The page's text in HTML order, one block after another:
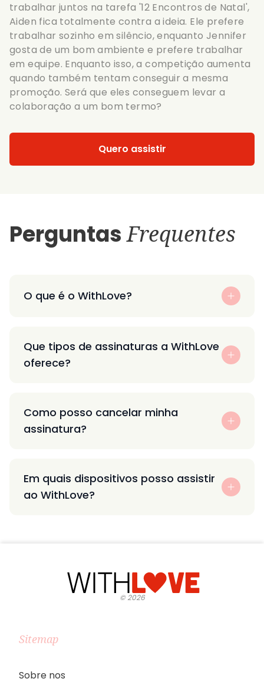
trabalhar juntos na tarefa '12 Encontros de Natal',
Aiden fica totalmente contra a ideia. Ele prefere
trabalhar sozinho em silêncio, enquanto Jennifer
gosta de um bom ambiente e prefere trabalhar
em equipe. Enquanto isso, a competição aumenta
quando também tentam conseguir a mesma
promoção. Será que eles conseguem levar a
colaboração a um bom termo?
Quero assistir
PerguntasFrequentes
O que é o WithLove?
Que tipos de assinaturas a WithLove
oferece?
Como posso cancelar minha
assinatura?
Em quais dispositivos posso assistir
ao WithLove?
©2026
Sitemap
Sobre nos